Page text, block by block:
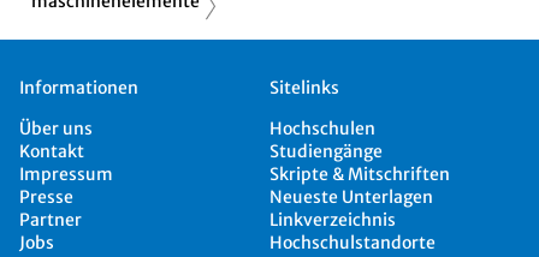
Informationen
Über uns
Kontakt
Impressum
Presse
Partner
Jobs
Sitelinks
Hochschulen
Studiengänge
Skripte & Mitschriften
Neueste Unterlagen
Linkverzeichnis
Hochschulstandorte